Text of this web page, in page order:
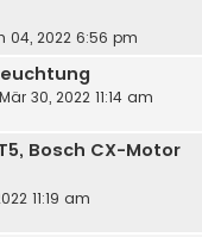
04, 2022 6:56 pm
30, 2022 11:14 am
Bosch CX-Motor
11:19 am